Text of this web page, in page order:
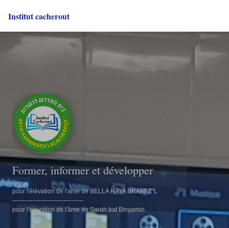
Institut cacherout
Former, informer et développer
pour l'élévation de l'ame de BELLA HAYA BRAMI Z''L
-----------------------------------
pour l'élévation de l'âme de Sarah bat Binyamin